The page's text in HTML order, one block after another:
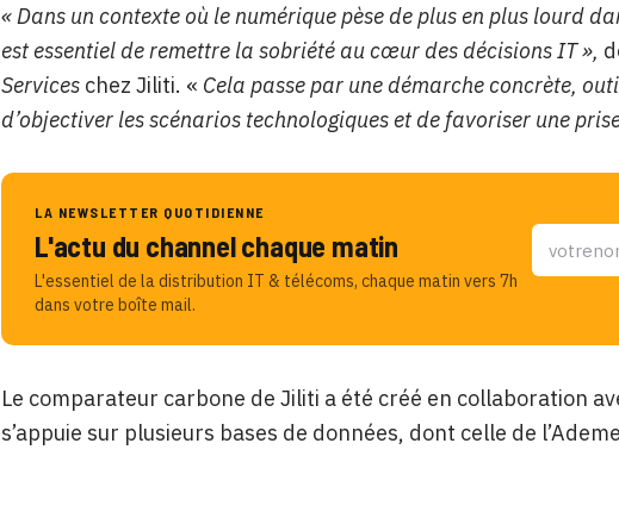
« Dans un contexte où le numérique pèse de plus en plus lourd
est essentiel de remettre la sobriété au cœur des décisions IT »,
Services chez Jiliti. « Cela passe par une démarche concrète,
d’objectiver les scénarios technologiques et de favoriser une
LA NEWSLETTER QUOTIDIENNE
L'actu du channel chaque matin
L'essentiel de la distribution IT & télécoms, chaque matin vers 7h
dans votre boîte mail.
Le comparateur carbone de Jiliti a été créé en collaboration
s’appuie sur plusieurs bases de données, dont celle de